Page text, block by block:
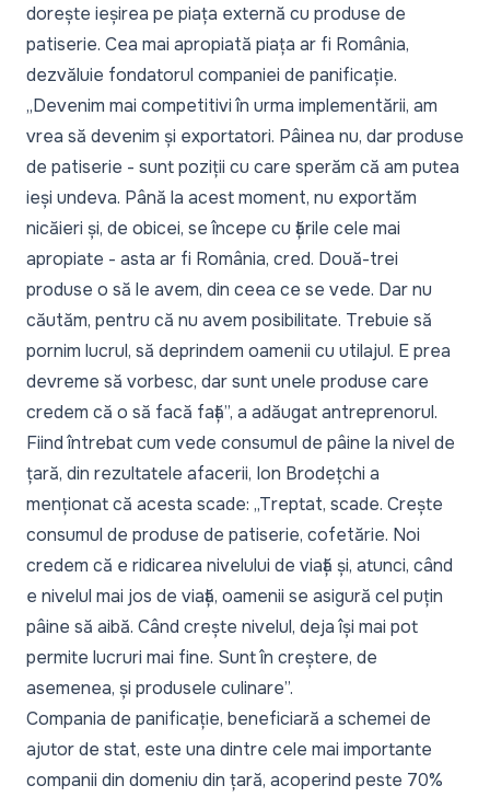
dorește ieșirea pe piața externă cu produse de
patiserie. Cea mai apropiată piața ar fi România,
dezvăluie fondatorul companiei de panificație.
„Devenim mai competitivi în urma implementării, am
vrea să devenim și exportatori. Pâinea nu, dar produse
de patiserie - sunt poziții cu care sperăm că am putea
ieși undeva. Până la acest moment, nu exportăm
nicăieri și, de obicei, se începe cu țările cele mai
apropiate - asta ar fi România, cred. Două-trei
produse o să le avem, din ceea ce se vede. Dar nu
căutăm, pentru că nu avem posibilitate. Trebuie să
pornim lucrul, să deprindem oamenii cu utilajul. E prea
devreme să vorbesc, dar sunt unele produse care
credem că o să facă față”, a adăugat antreprenorul.
Fiind întrebat cum vede consumul de pâine la nivel de
țară, din rezultatele afacerii, Ion Brodețchi a
menționat că acesta scade: „Treptat, scade. Crește
consumul de produse de patiserie, cofetărie. Noi
credem că e ridicarea nivelului de viață și, atunci, când
e nivelul mai jos de viață, oamenii se asigură cel puțin
pâine să aibă. Când crește nivelul, deja își mai pot
permite lucruri mai fine. Sunt în creștere, de
asemenea, și produsele culinare”.
Compania de panificație, beneficiară a schemei de
ajutor de stat, este una dintre cele mai importante
companii din domeniu din țară, acoperind peste 70%